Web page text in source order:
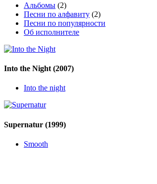
Альбомы (2)
Песни по алфавиту (2)
Песни по популярности
Об исполнителе
Into the Night (2007)
Into the night
Supernatur (1999)
Smooth